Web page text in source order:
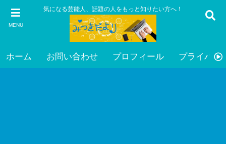
MENU
気になる芸能人、話題の人をもっと知りたい方へ！
ホーム お問い合わせ プロフィール プライバシ